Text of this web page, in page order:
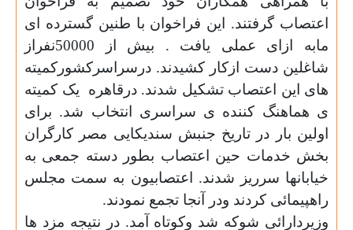
اعتصاب گرفتند. این فراخوان با طنین گسترده ای
مابه ازای عملی یافت . بیش از 50000نفراز
شاغلین دست ازکار کشیدند. درسراسرکشورکمیته
های این اعتصاب تشکیل شدند. درقاهره
یک کمیته
ی هماهنگ کننده ی سراسری انتخاب شد. برای
اولین بار در تاریخ جنبش سندیکایی مصر کارگران
بخش خدمات حین اعتصاب بطور دسته جمعی به
خیابانها سرریز شدند. اعتصابیون به سمت مجلس
راهپیمائی کردند ودر آنجا تجمع نمودند.
وزیردارائی شوکه شد وکوتاه آمد. در نتیجه مزد ها